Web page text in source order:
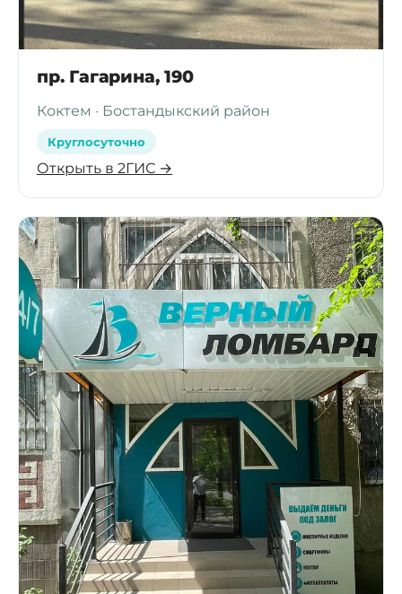
пр. Гагарина, 190
Коктем · Бостандыкский район
Круглосуточно
Открыть в 2ГИС →